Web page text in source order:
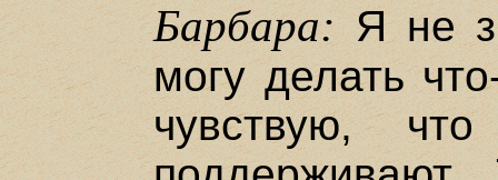
Барбара: Я не
могу делать
чувствую,